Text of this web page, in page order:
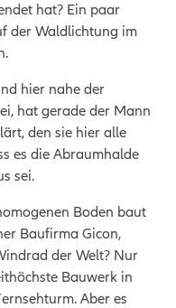
hat? Ein paar
der Waldlichtung im
hier nahe der
hat gerade der Mann
den sie hier alle
es die Abraumhalde
sei.
Boden baut
Baufirma Gicon,
der Welt? Nur
Bauwerk in
Aber es